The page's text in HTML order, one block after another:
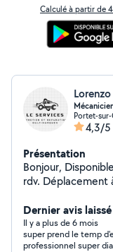
Calculé à partir de
Portet-
4,3/5
Présentation
Bonjour,
rdv. Déplacement
type d'information
Dernier avis
Il y a plus de 6 mois
super prend le temp
professionnel